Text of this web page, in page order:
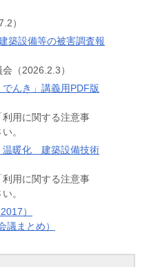
）
築設備等の被害調査報
（2026.2.3）
んき」講義用PDF版
用に関する注意事
。
温暖化 建築設備技術
用に関する注意事
。
）
議まとめ）